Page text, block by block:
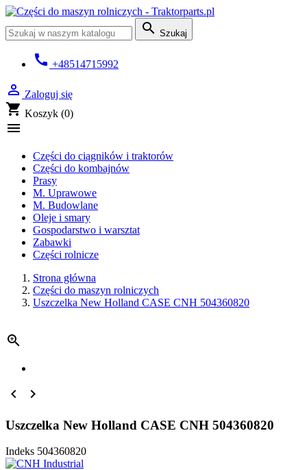
 Szukaj
call +48514715992
 Zaloguj się
shopping_cart Koszyk (0)

Części do ciągników i traktorów
Części do kombajnów
Prasy
M. Uprawowe
M. Budowlane
Oleje i smary
Gospodarstwo i warsztat
Zabawki
Części rolnicze
Strona główna
Części do maszyn rolniczych
Uszczelka New Holland CASE CNH 504360820

 
Uszczelka New Holland CASE CNH 504360820
Indeks 504360820